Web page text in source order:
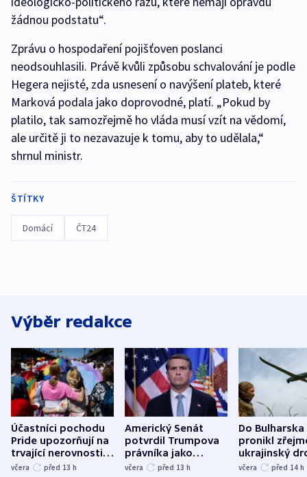
žádnou podstatu“.
Zprávu o hospodaření pojišťoven poslanci
neodsouhlasili. Právě kvůli způsobu schvalování je podle
Hegera nejisté, zda usnesení o navýšení plateb, které
Marková podala jako doprovodné, platí. „Pokud by
platilo, tak samozřejmě ho vláda musí vzít na vědomí,
ale určitě ji to nezavazuje k tomu, aby to udělala,“
shrnul ministr.
ŠTÍTKY
Domácí ČT24
Výběr redakce
Účastníci pochodu
Pride upozorňují na
trvající nerovnosti i
společenskou
včera před 13 h
Americký Senát
potvrdil Trumpova
právníka jako
ministra
včera před 13 h
Do Bulharska
pronikl
ukrajinský
explodoval
včera před 14 h